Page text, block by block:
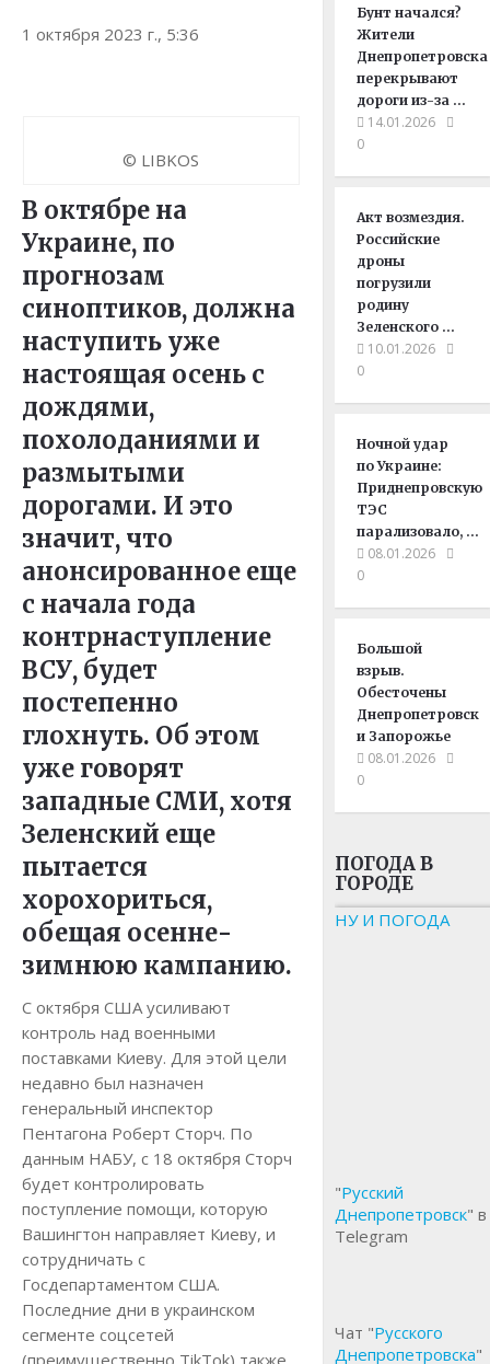
1 октября 2023 г., 5:36
© LIBKOS
В октябре на
Украине, по
прогнозам
синоптиков, должна
наступить уже
настоящая осень с
дождями,
похолоданиями и
размытыми
дорогами. И это
значит, что
анонсированное еще
с начала года
контрнаступление
ВСУ, будет
постепенно
глохнуть. Об этом
уже говорят
западные СМИ, хотя
Зеленский еще
пытается
хорохориться,
обещая осенне-
зимнюю кампанию.
С октября США усиливают
контроль над военными
поставками Киеву. Для этой цели
недавно был назначен
генеральный инспектор
Пентагона Роберт Сторч. По
данным НАБУ, с 18 октября Сторч
будет контролировать
поступление помощи, которую
Вашингтон направляет Киеву, и
сотрудничать с
Госдепартаментом США.
Последние дни в украинском
сегменте соцсетей
(преимущественно TikTok) также
Бунт начался?
Жители
Днепропетровска
перекрывают
дороги из-за …
14.01.2026
0
Акт возмездия.
Российские
дроны
погрузили
родину
Зеленского …
10.01.2026
0
Ночной удар
по Украине:
Приднепровскую
ТЭС
парализовало, …
08.01.2026
0
Большой
взрыв.
Обесточены
Днепропетровск
и Запорожье
08.01.2026
0
ПОГОДА В
ГОРОДЕ
НУ И ПОГОДА
"Русский
Днепропетровск" в
Telegram
Чат "Русского
Днепропетровска"